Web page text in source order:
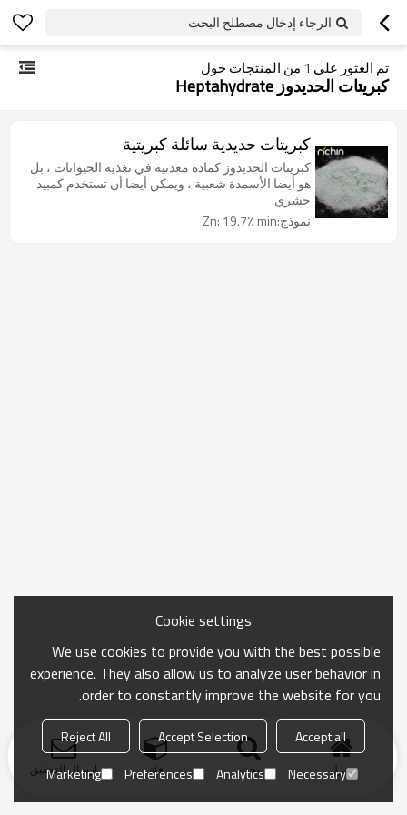
الرجاء إدخال مصطلح البحث
تم العثور على 1 من المنتجات حول
كبريتات الحديدوز Heptahydrate
كبريتات حديدية سائلة كبريتية
كبريتات الحديدوز كمادة معدنية في تغذية الحيوانات ، بل
هو أيضا الأسمدة شعبية ، ويمكن أيضا أن تستخدم كمبيد
حشري.
نموذج:Zn: 19.7٪ min
منزل بحث فئة ارسال التحقيق
Cookie settings
We use cookies to provide you with the best possible
experience. They also allow us to analyze user behavior in
order to constantly improve the website for you.
Accept all
Accept Selection
Reject All
Necessary
Analytics
Preferences
Marketing